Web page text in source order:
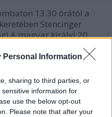
Personal Information
sharing to third parties, or
information for
use the below opt-out
Please note that after your
13.30 órától a
Stencinger
A magyar királyi 20.
tart előadást. Helyszín: